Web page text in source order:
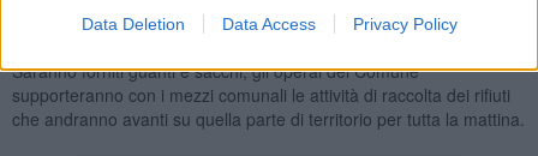
Data Deletion Data Access Privacy Policy
L'appuntamento in questo caso è ai Bagni di Chiecinella sabato 28
Saranno forniti guanti e sacchi; gli operai del Comune
supporteranno con i mezzi comunali le attività di raccolta dei rifiuti
che andranno avanti su quella parte di territorio per tutta la mattina.